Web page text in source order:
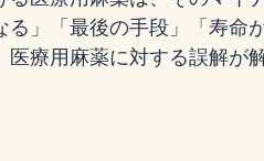
る」「最後の手段」「寿命
医療用麻薬に対する誤解が